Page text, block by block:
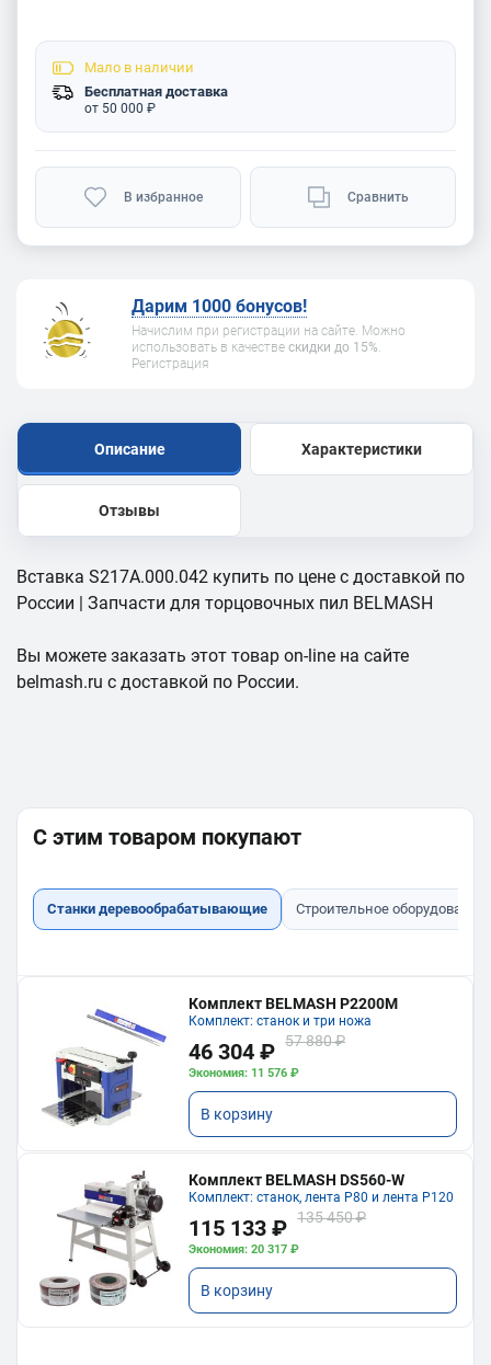
Мало в наличии
Бесплатная доставка
от 50 000 ₽
В избранное Сравнить
Дарим 1000 бонусов!
Начислим при регистрации на сайте. Можно
использовать в качестве скидки до 15%.
Регистрация
Описание Характеристики
Отзывы
Вставка S217A.000.042 купить по цене с доставкой по
России | Запчасти для торцовочных пил BELMASH
Вы можете заказать этот товар on-line на сайте
belmash.ru с доставкой по России.
С этим товаром покупают
Станки деревообрабатывающие Строительное оборудование
Комплект BELMASH P2200M
Комплект: станок и три ножа
46 304 ₽ 57 880 ₽
Экономия: 11 576 ₽
В корзину
Комплект BELMASH DS560-W
Комплект: станок, лента P80 и лента P120
115 133 ₽ 135 450 ₽
Экономия: 20 317 ₽
В корзину